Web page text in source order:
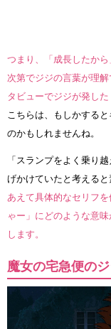
つまり、「成長したか
次第でジジの言葉が理
タビューでジジが発した
こちらは、もしかする
のかもしれませんね。
「スランプをよく乗り
げかけていたと考えると
あえて具体的なセリフ
ゃー」にどのような意
します。
魔女の宅急便の